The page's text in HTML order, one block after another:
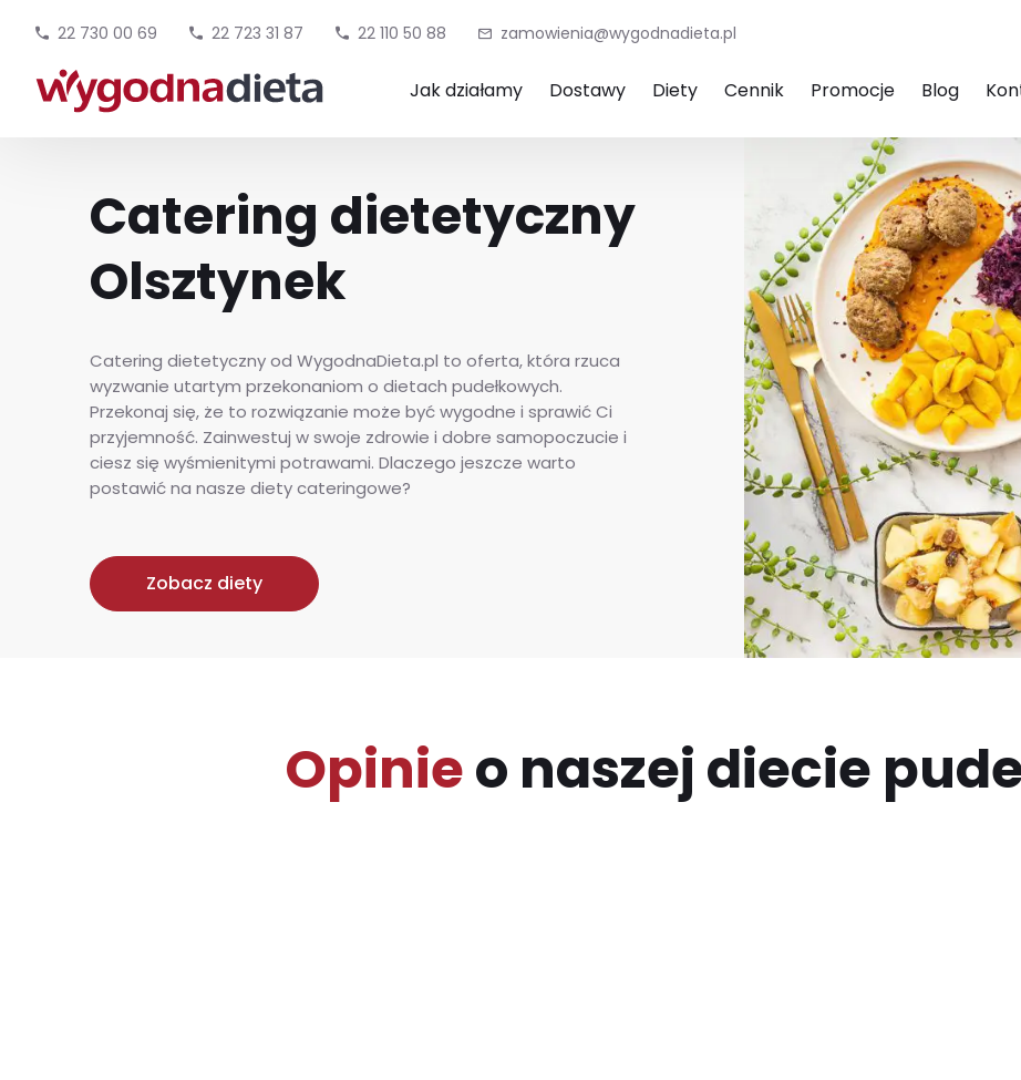
22 730 00 69 22 723 31 87 22 110 50 88 zamowienia@wygodnadieta.pl
Jak działamy Dostawy Diety Cennik Promocje Blog
Catering dietetyczny
Olsztynek
Catering dietetyczny od WygodnaDieta.pl to oferta, która rzuca
wyzwanie utartym przekonaniom o dietach pudełkowych.
Przekonaj się, że to rozwiązanie może być wygodne i sprawić Ci
przyjemność. Zainwestuj w swoje zdrowie i dobre samopoczucie i
ciesz się wyśmienitymi potrawami. Dlaczego jeszcze warto
postawić na nasze diety cateringowe?
Zobacz diety
Opinieo naszej diecie